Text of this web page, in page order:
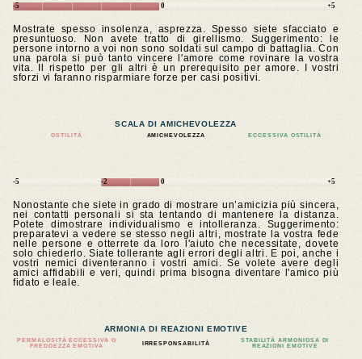
-5 0 +5
Mostrate spesso insolenza, asprezza. Spesso siete sfacciato e
presuntuoso. Non avete tratto di girellismo. Suggerimento: le
persone intorno a voi non sono soldati sul campo di battaglia. Con
una parola si può tanto vincere l'amore come rovinare la vostra
vita. Il rispetto per gli altri è un prerequisito per amore. I vostri
sforzi vi faranno risparmiare forze per casi positivi.
SCALA DI AMICHEVOLEZZA
OSTILITÀ AMICHEVOLEZZA ECCESSIVA OSTILITÀ
-5 -2 0 +5
Nonostante che siete in grado di mostrare un’amicizia più sincera,
nei contatti personali si sta tentando di mantenere la distanza.
Potete dimostrare individualismo e intolleranza. Suggerimento:
preparatevi a vedere se stesso negli altri, mostrate la vostra fede
nelle persone e otterrete da loro l'aiuto che necessitate, dovete
solo chiederlo. Siate tollerante agli errori degli altri. E poi, anche i
vostri nemici diventeranno i vostri amici. Se volete avere degli
amici affidabili e veri, quindi prima bisogna diventare l'amico più
fidato e leale.
ARMONIA DI REAZIONI EMOTIVE
PERMALOSITÀ ECCESSIVA O
FREDDEZZA EMOTIVA
IRRESPONSABILITÀ
STABILITÀ ARMONIOSA DI
REAZIONI EMOTIVE